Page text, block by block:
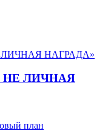
НЕ ЛИЧНАЯ